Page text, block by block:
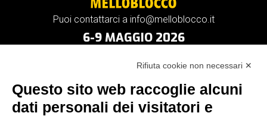
Puoi contattarci a info@melloblocco.it
6-9 MAGGIO 2026
Rifiuta cookie non necessari ✕
Questo sito web raccoglie alcuni
dati personali dei visitatori e